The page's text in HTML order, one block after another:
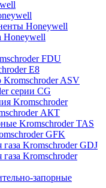
Honeywell
Honeywell
FDU
E8
Kromschroder ASV
серии CG
Kromschroder
АКТ
Kromschroder TAS
GFK
газа Kromschroder GDJ
газа Kromschroder
запорные